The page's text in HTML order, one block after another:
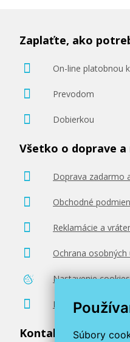
Súbory
Zaplaťte, ako
On-line platobnou
Prevodom
Dobierkou
Všetko o doprave a
Doprava zadarmo
Obchodné
Reklamácie a
Ochrana
Nastavenie cookies
Poradenstvo
Kontaktujte nás